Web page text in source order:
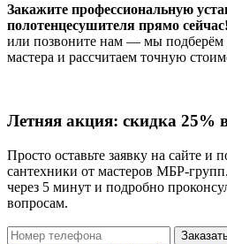
Закажите профессиональную
полотенцесушителя прямо сейчас!
или позвоните нам — мы подберём
мастера и рассчитаем точную
Летняя акция: скидка 25%
Просто оставьте заявку на сайте и
сантехники от мастеров МБР-
через 5 минут и подробно
вопросам.